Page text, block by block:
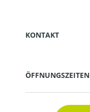
KONTAKT
ÖFFNUNGSZEITEN